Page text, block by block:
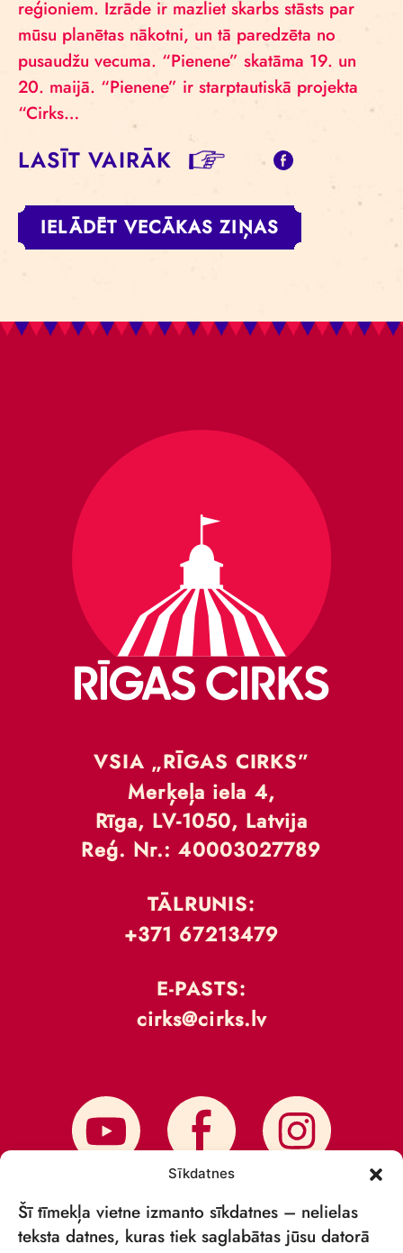
Sīkdatnes
Šī tīmekļa vietne izmanto sīkdatnes – nelielas
teksta datnes, kuras tiek saglabātas jūsu datorā
reģioniem. Izrāde ir mazliet skarbs stāsts par
mūsu planētas nākotni, un tā paredzēta no
pusaudžu vecuma. “Pienene” skatāma 19. un
20. maijā. “Pienene” ir starptautiskā projekta
“Cirks…
LASĪT VAIRĀK
IELĀDĒT VECĀKAS ZIŅAS
VSIA „RĪGAS CIRKS”
Merķeļa iela 4,
Rīga, LV-1050, Latvija
Reģ. Nr.: 40003027789
TĀLRUNIS:
+371 67213479
E-PASTS:
cirks@cirks.lv